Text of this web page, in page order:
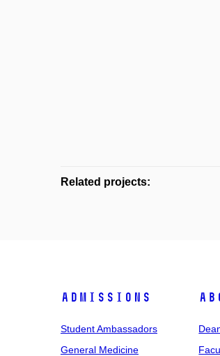
Related projects:
Admissions
Student Ambassadors
General Medicine